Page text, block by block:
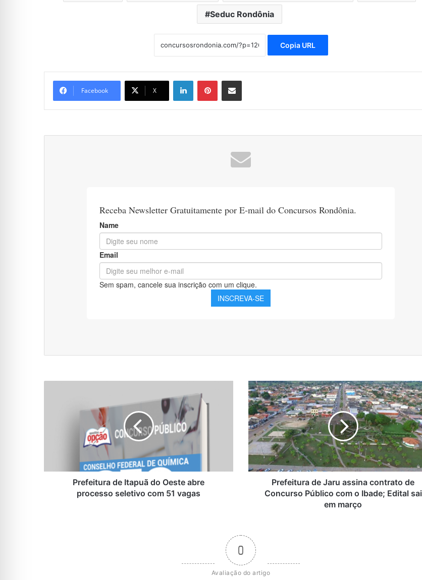
Seduc Rondônia
Copia URL
Facebook X
LinkedinPinterestCompartilhar via e-mail
com
Prefeitura de Itapuã do Oeste abre
processo seletivo com 51 vagas
Prefeitura
de
Jaru
assina
contrato
de
Concurso
Público
com
Ibade;
Prefeitura de Jaru assina contrato de
Concurso Público com o Ibade; Edital sai
em março
0
Avaliação do artigo